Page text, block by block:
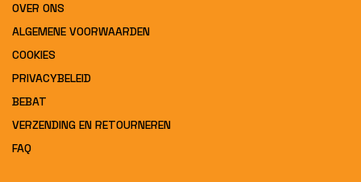
OVER ONS
ALGEMENE VOORWAARDEN
COOKIES
PRIVACYBELEID
BEBAT
VERZENDING EN RETOURNEREN
FAQ